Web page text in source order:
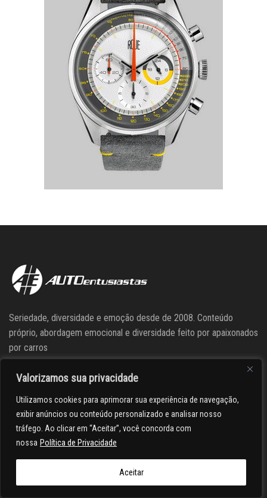
Valorizamos sua privacidade
Utilizamos cookies para aprimorar sua experiência de navegação,
exibir anúncios ou conteúdo personalizado e analisar nosso
tráfego. Ao clicar em “Aceitar”, você concorda com
nossa Política de Privacidade
Aceitar
Seriedade, diversidade e emoção desde de 2008. Conteúdo
próprio, abordagem emocional e diversidade feito por apaixonados
por carros
Siga o Ae